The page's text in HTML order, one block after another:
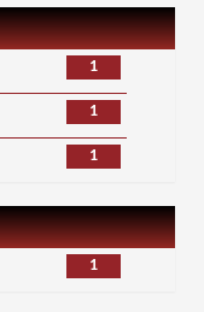
1
1
1
1